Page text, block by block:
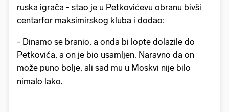
ruska igrača - stao je u Petkovićevu obranu bivši
centarfor maksimirskog kluba i dodao:
- Dinamo se branio, a onda bi lopte dolazile do
Petkovića, a on je bio usamljen. Naravno da on
može puno bolje, ali sad mu u Moskvi nije bilo
nimalo lako.